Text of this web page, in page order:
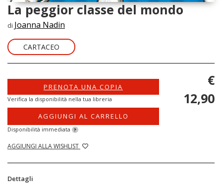
La peggior classe del mondo
di Joanna Nadin
CARTACEO
PRENOTA UNA COPIA
Verifica la disponibilità nella tua libreria
AGGIUNGI AL CARRELLO
Disponibilità immediata ?
AGGIUNGI ALLA WISHLIST
€
12,90
Dettagli